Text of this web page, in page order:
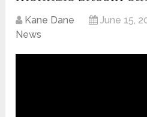
Kane Dane June 15,
News